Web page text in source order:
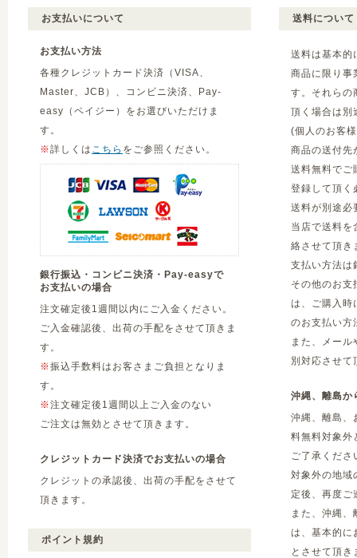
お支払いについて
お支払い方法
各種クレジットカード決済（VISA、
Master、JCB）、コンビニ決済、Pay-
easy（ペイジー）をお選びいただけま
す。
※詳しくは こちら をご参照ください。
銀行振込・コンビニ決済・Pay-easyで
お支払いの場合
注文確定後1週間以内にご入金ください。
ご入金確認後、出荷の手配をさせて頂きま
す。
※振込手数料はお客さまご負担となりま
す。
※注文確定後1週間以上ご入金のない
ご注文は無効とさせて頂きます。
クレジットカード決済でお支払いの場合
クレジットの承認後、出荷の手配をさせて
頂きます。
ポイント規約
送料について
送料は基本的
商品に限り事
す。それらの
頂く場合は別
(個人のお客
商品の送付先
送料無料でご
登録して頂く
送料が別途必
当店で送料を
絡させて頂き
支払い方法は
その他のお支
は、ご購入時
のお支払い方
また、メー
別対応させて
沖縄、離島か
沖縄、離島、
料無料対象外
ご了承くださ
対象外の地域
定後、再度ご
また、沖縄
は、基本的に
とさせて頂